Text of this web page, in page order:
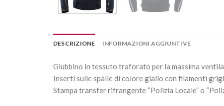
DESCRIZIONE INFORMAZIONI AGGIUNTIVE
Giubbino in tessuto traforato per la massima
Inserti sulle spalle di colore giallo con filamenti
Stampa transfer rifrangente “Polizia Locale” o